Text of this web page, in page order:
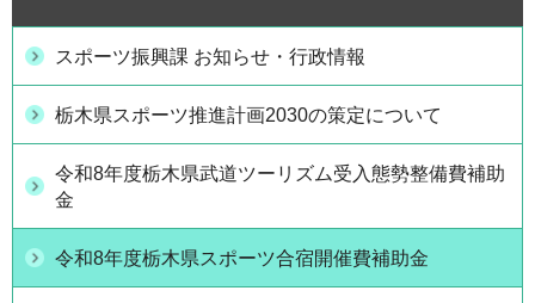
スポーツ振興課 お知らせ・行政情報
栃木県スポーツ推進計画2030の策定について
令和8年度栃木県武道ツーリズム受入態勢整備費補助
金
令和8年度栃木県スポーツ合宿開催費補助金